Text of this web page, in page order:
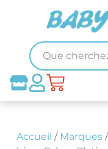
Accueil / Marques/